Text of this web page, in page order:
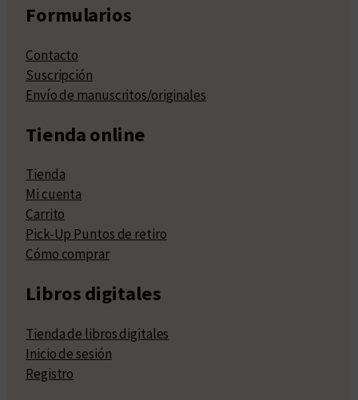
Formularios
Contacto
Suscripción
Envío de manuscritos/originales
Tienda online
Tienda
Mi cuenta
Carrito
Pick-Up Puntos de retiro
Cómo comprar
Libros digitales
Tienda de libros digitales
Inicio de sesión
Registro